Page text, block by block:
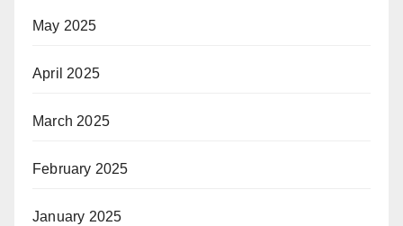
May 2025
April 2025
March 2025
February 2025
January 2025